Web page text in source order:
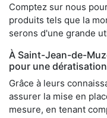
Comptez sur nous
produits tels que la
serons d'une grande
À Saint-Jean-de-
pour une
Grâce à leurs
assurer la mise en
mesure, en tenant